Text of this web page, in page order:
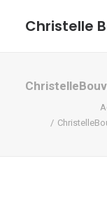
Christelle
GRAPHISME ET
DESSINS ET PASTELS